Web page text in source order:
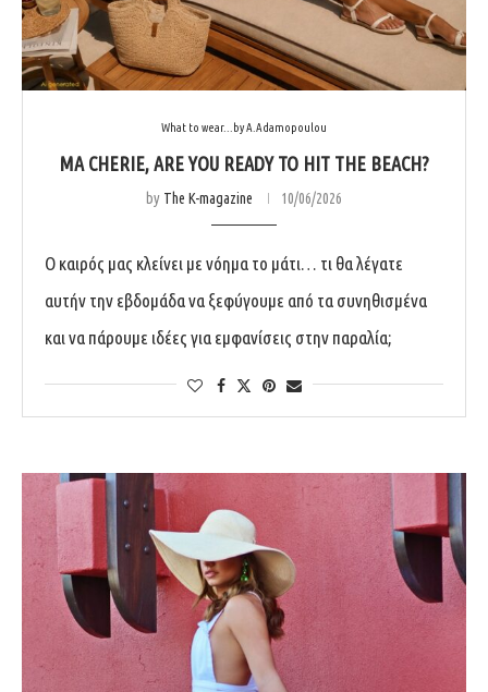
What to wear...by A.Adamopoulou
MA CHERIE, ARE YOU READY TO HIT THE BEACH?
by The K-magazine 10/06/2026
Ο καιρός μας κλείνει με νόημα το μάτι… τι θα λέγατε
αυτήν την εβδομάδα να ξεφύγουμε από τα συνηθισμένα
και να πάρουμε ιδέες για εμφανίσεις στην παραλία;